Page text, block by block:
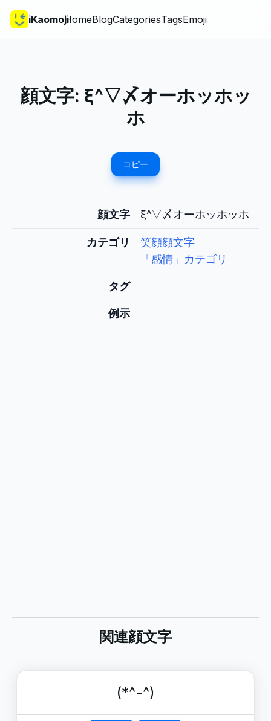
iKaomojiHomeBlogCategoriesTagsEmoji
顔文字: ξ^▽〆オーホッホッ
ホ
コピー
顔文字 ξ^▽〆オーホッホッホ
カテゴリ
笑顔顔文字
「感情」カテゴリ
タグ
例示
関連顔文字
(*^-^)